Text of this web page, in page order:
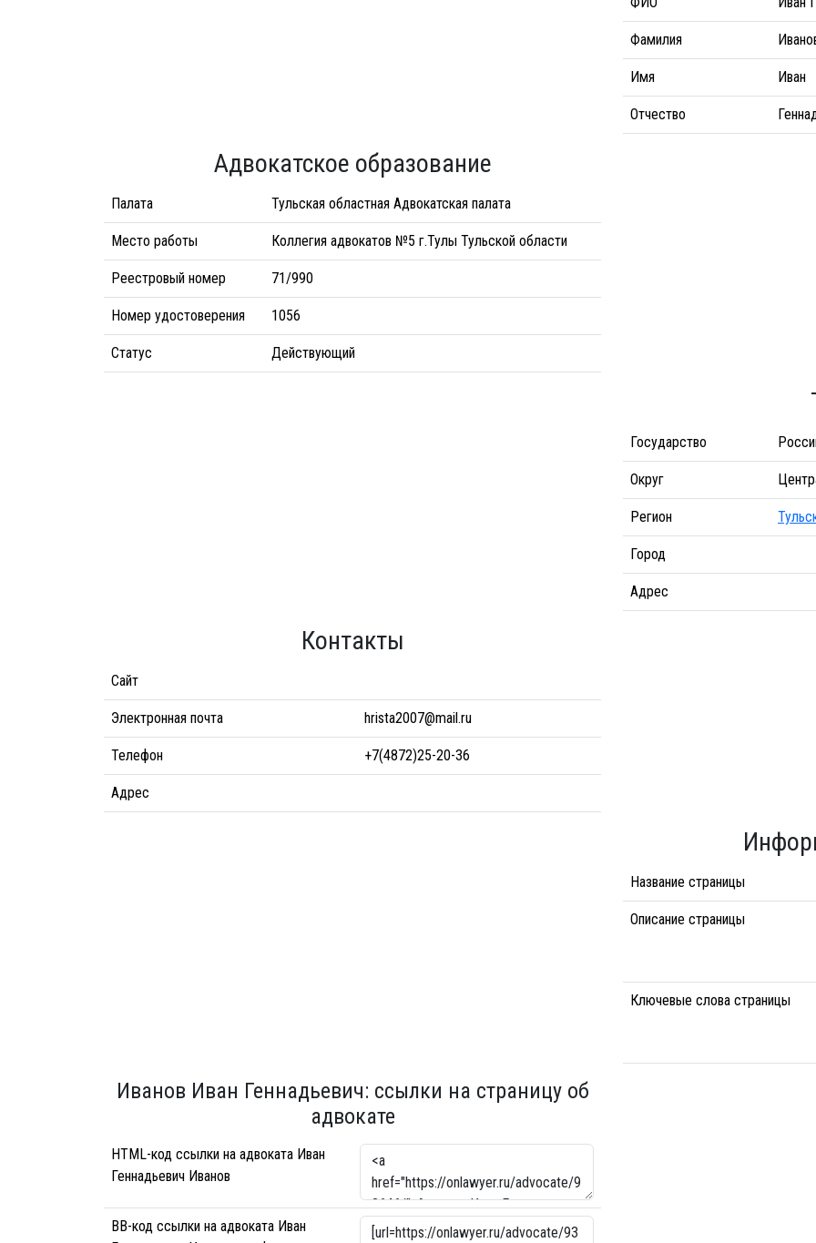
Фамилия
Имя Иван
Отчество
Адвокатское образование
Палата Тульская областная Адвокатская палата
Место работы Коллегия адвокатов №5 г.Тулы Тульской области
Реестровый номер 71/990
Номер удостоверения 1056
Статус Действующий
Государство
Округ
Регион
Город
Адрес
Контакты
Сайт
Электронная почта hrista2007@mail.ru
Телефон +7(4872)25-20-36
Адрес
Название страницы
Описание страницы
Ключевые слова страницы
Иванов Иван Геннадьевич: ссылки на страницу об
адвокате
HTML-код ссылки на адвоката Иван
Геннадьевич Иванов
BB-код ссылки на адвоката Иван